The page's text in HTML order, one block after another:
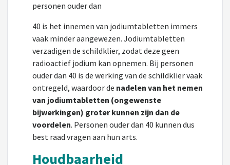
personen ouder dan
40 is het innemen van jodiumtabletten immers
vaak minder aangewezen. Jodiumtabletten
verzadigen de schildklier, zodat deze geen
radioactief jodium kan opnemen. Bij personen
ouder dan 40 is de werking van de schildklier vaak
ontregeld, waardoor de nadelen van het nemen
van jodiumtabletten (ongewenste
bijwerkingen) groter kunnen zijn dan de
voordelen. Personen ouder dan 40 kunnen dus
best raad vragen aan hun arts.
Houdbaarheid